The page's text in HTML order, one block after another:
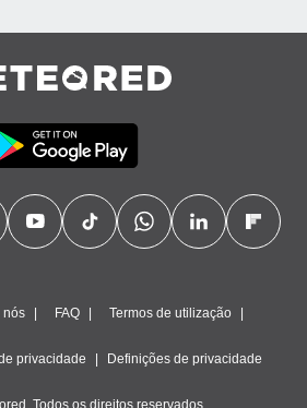
nós FAQ Termos de utilização
privacidade Definições de privacidade
Todos os direitos reservados